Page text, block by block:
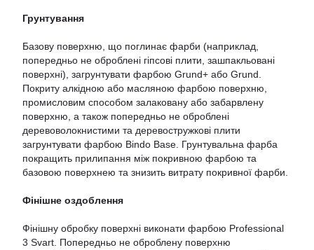
Грунтування
Базову поверхню, що поглинає фарби (наприклад,
попередньо не оброблені гіпсові плити, зашпакльовані
поверхні), загрунтувати фарбою Grund+ або Grund.
Покриту алкідною або масляною фарбою поверхню,
промисловим способом залаковану або забарвлену
поверхню, а також попередньо не оброблені
деревоволокнистими та деревостружкові плити
загрунтувати фарбою Bindo Base. Грунтувальна фарба
покращить прилипання між покривною фарбою та
базовою поверхнею та знизить витрату покривної фарби.
Фінішне оздоблення
Фінішну обробку поверхні виконати фарбою Professional
3 Svart. Попередньо не оброблену поверхню